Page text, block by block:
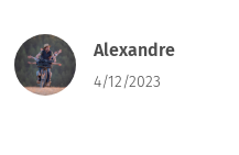
Alexandre
4/12/2023